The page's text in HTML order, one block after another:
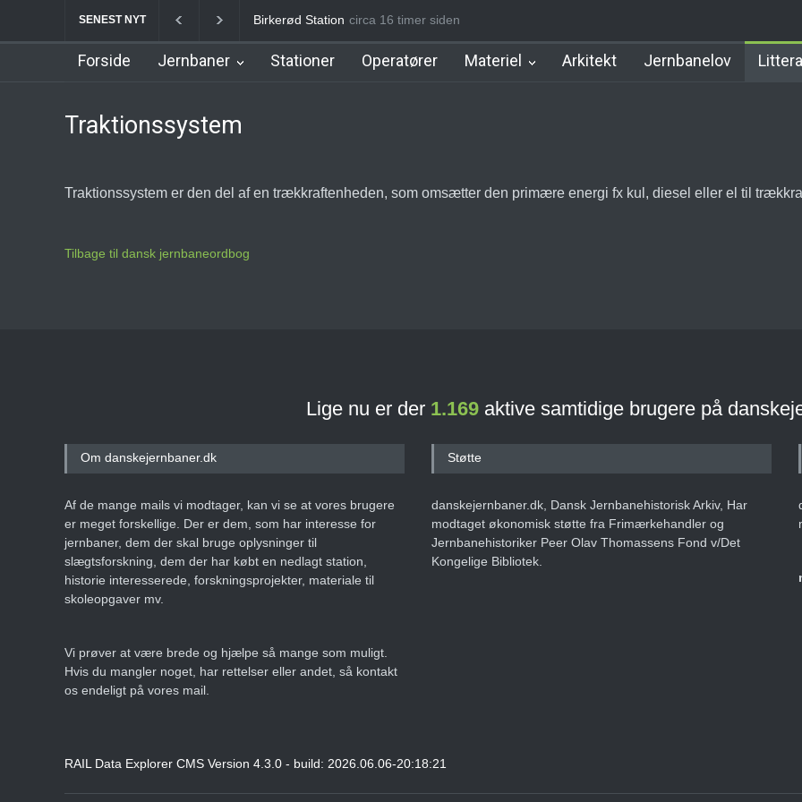
SENEST NYT Birkerød Station Allerød Station
circa 16 timer siden
Forside Jernbaner Stationer Operatører Materiel Arkitekt Jernbanelov
Traktionssystem
Traktionssystem er den del af en trækkraftenheden, som omsætter den primære energi fx kul, diesel eller el til
Tilbage til dansk jernbaneordbog
Lige nu er der 1.169 aktive samtidige brugere på
Om danskejernbaner.dk
Af de mange mails vi modtager, kan vi se at vores brugere
er meget forskellige. Der er dem, som har interesse for
jernbaner, dem der skal bruge oplysninger til
slægtsforskning, dem der har købt en nedlagt station,
historie interesserede, forskningsprojekter, materiale til
skoleopgaver mv.
Vi prøver at være brede og hjælpe så mange som muligt.
Hvis du mangler noget, har rettelser eller andet, så kontakt
os endeligt på vores mail.
Støtte
danskejernbaner.dk, Dansk Jernbanehistorisk Arkiv, Har
modtaget økonomisk støtte fra Frimærkehandler og
Jernbanehistoriker Peer Olav Thomassens Fond v/Det
Kongelige Bibliotek.
RAIL Data Explorer CMS Version 4.3.0 - build: 2026.06.06-20:18:21